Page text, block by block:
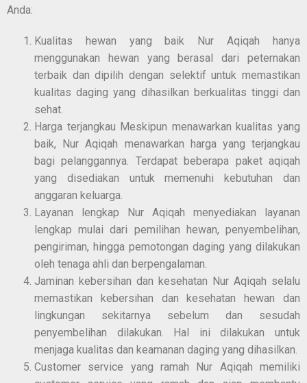
Anda:
Kualitas hewan yang baik Nur Aqiqah hanya
menggunakan hewan yang berasal dari peternakan
terbaik dan dipilih dengan selektif untuk memastikan
kualitas daging yang dihasilkan berkualitas tinggi dan
sehat.
Harga terjangkau Meskipun menawarkan kualitas yang
baik, Nur Aqiqah menawarkan harga yang terjangkau
bagi pelanggannya. Terdapat beberapa paket aqiqah
yang disediakan untuk memenuhi kebutuhan dan
anggaran keluarga.
Layanan lengkap Nur Aqiqah menyediakan layanan
lengkap mulai dari pemilihan hewan, penyembelihan,
pengiriman, hingga pemotongan daging yang dilakukan
oleh tenaga ahli dan berpengalaman.
Jaminan kebersihan dan kesehatan Nur Aqiqah selalu
memastikan kebersihan dan kesehatan hewan dan
lingkungan sekitarnya sebelum dan sesudah
penyembelihan dilakukan. Hal ini dilakukan untuk
menjaga kualitas dan keamanan daging yang dihasilkan.
Customer service yang ramah Nur Aqiqah memiliki